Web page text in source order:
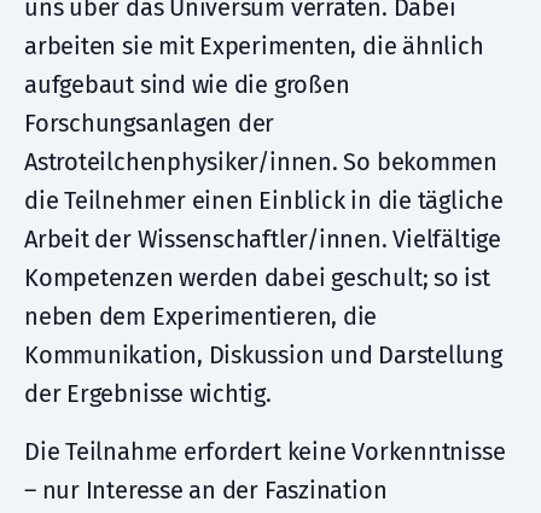
uns über das Universum verraten. Dabei
arbeiten sie mit Experimenten, die ähnlich
aufgebaut sind wie die großen
Forschungsanlagen der
Astroteilchenphysiker/innen. So bekommen
die Teilnehmer einen Einblick in die tägliche
Arbeit der Wissenschaftler/innen. Vielfältige
Kompetenzen werden dabei geschult; so ist
neben dem Experimentieren, die
Kommunikation, Diskussion und Darstellung
der Ergebnisse wichtig.
Die Teilnahme erfordert keine Vorkenntnisse
– nur Interesse an der Faszination